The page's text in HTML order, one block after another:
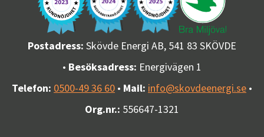
Postadress: Skövde Energi AB, 541 83 SKÖVDE
• Besöksadress: Energivägen 1
Telefon: 0500-49 36 60 • Mail: info@skovdeenergi.se •
Org.nr.: 556647-1321